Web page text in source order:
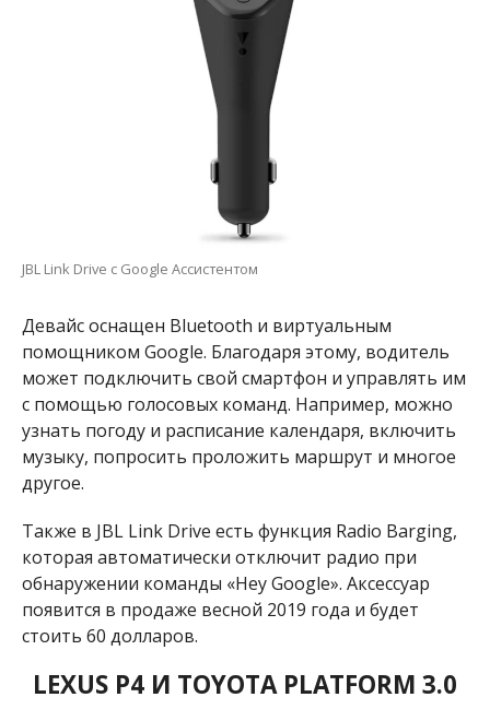
JBL Link Drive с Google Ассистентом
Девайс оснащен Bluetooth и виртуальным
помощником Google. Благодаря этому, водитель
может подключить свой смартфон и управлять им
с помощью голосовых команд. Например, можно
узнать погоду и расписание календаря, включить
музыку, попросить проложить маршрут и многое
другое.
Также в JBL Link Drive есть функция Radio Barging,
которая автоматически отключит радио при
обнаружении команды «Hey Google». Аксессуар
появится в продаже весной 2019 года и будет
стоить 60 долларов.
LEXUS P4 И TOYOTA PLATFORM 3.0